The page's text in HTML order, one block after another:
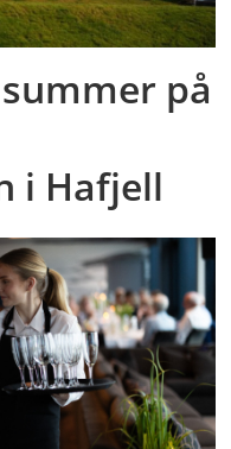
på
i Hafjell